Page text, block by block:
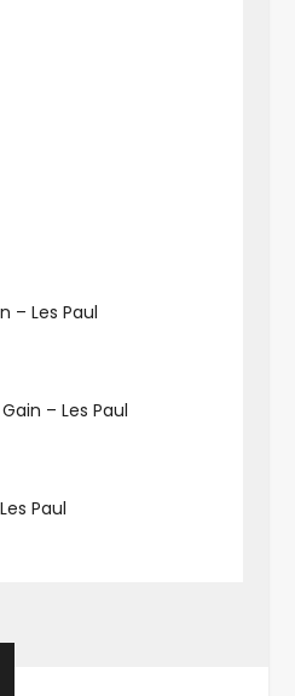
– Les Paul
– Les Paul
Paul